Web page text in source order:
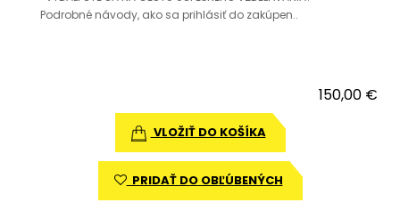
Podrobné návody, ako sa prihlásiť do zakúpen..
150,00 €
VLOŽIŤ DO KOŠÍKA
PRIDAŤ DO OBĽÚBENÝCH